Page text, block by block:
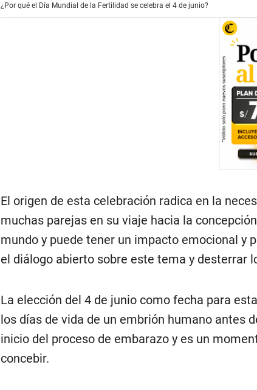
¿Por qué el Día Mundial de la Fertilidad se celebra el 4 de junio?
El origen de esta celebración radica en la
muchas parejas en su viaje hacia la
mundo y puede tener un impacto emocional y
el diálogo abierto sobre este tema y desterrar
La elección del 4 de junio como fecha para
los días de vida de un embrión humano antes
inicio del proceso de embarazo y es un
concebir.